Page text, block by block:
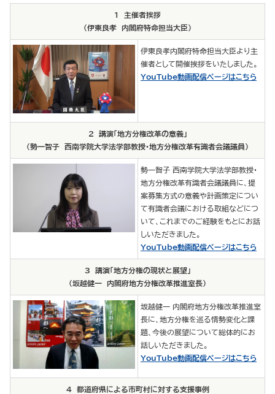
1 主催者挨拶
（伊東良孝 内閣府特命担当大臣）
伊東良孝内閣府特命担当大臣より主
催者として開催挨拶をいたしました。
YouTube動画配信ページはこちら
2 講演「地方分権改革の意義」
（勢一智子 西南学院大学法学部教授・地方分権改革有識者会議議員）
勢一智子 西南学院大学法学部教授・
地方分権改革有識者会議議員に、提
案募集方式の意義や計画策定につい
て有識者会議における取組などにつ
いて、これまでのご経験をもとにお話
しいただきました。
YouTube動画配信ページはこちら
3 講演「地方分権の現状と展望」
（坂越健一 内閣府地方分権改革推進室長）
坂越健一 内閣府地方分権改革推進室
長に、地方分権を巡る情勢変化と課
題、今後の展望について総体的にお
話しいただきました。
YouTube動画配信ページはこちら
4 都道府県による市町村に対する支援事例